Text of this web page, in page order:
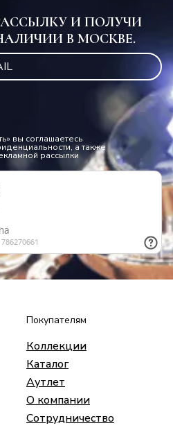
И ПОЛУЧИ
В МОСКВЕ.
вы соглашаетесь
а также
рассылки
Покупателям
Коллекции
Каталог
Аутлет
О компании
Сотрудничество